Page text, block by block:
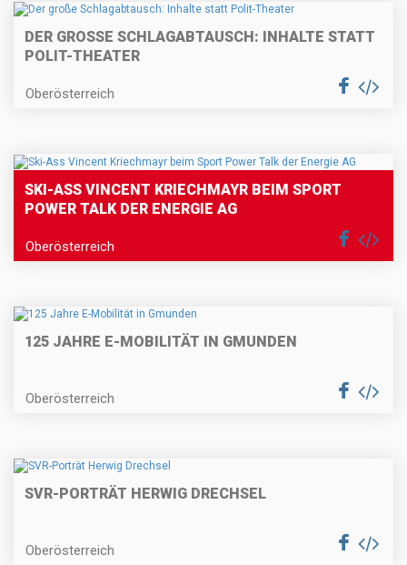
DER GROSSE SCHLAGABTAUSCH: INHALTE STATT P
OLIT-THEATER
Oberösterreich
SKI-ASS VINCENT KRIECHMAYR BEIM SPORT
POWER TALK DER ENERGIE AG
Oberösterreich
125 JAHRE E-MOBILITÄT IN GMUNDEN
Oberösterreich
SVR-PORTRÄT HERWIG DRECHSEL
Oberösterreich